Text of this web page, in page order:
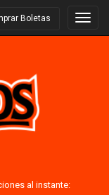
Boletas
al instante: